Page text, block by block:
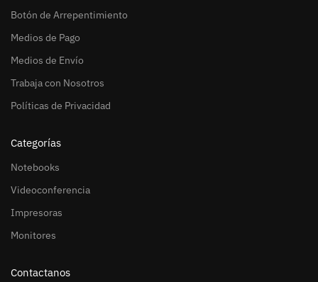
Botón de Arrepentimiento
Medios de Pago
Medios de Envío
Trabaja con Nosotros
Políticas de Privacidad
Categorías
Notebooks
Videoconferencia
Impresoras
Monitores
Contactanos